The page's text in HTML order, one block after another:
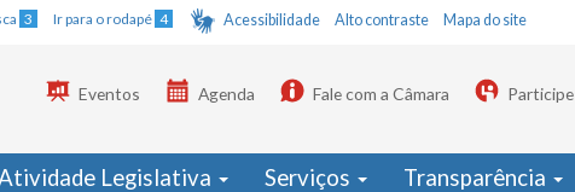
3 Ir para o rodapé 4 Acessibilidade Alto contraste Mapa do site
Eventos Agenda Fale com a Câmara Participe
Legislativa Serviços Transparência